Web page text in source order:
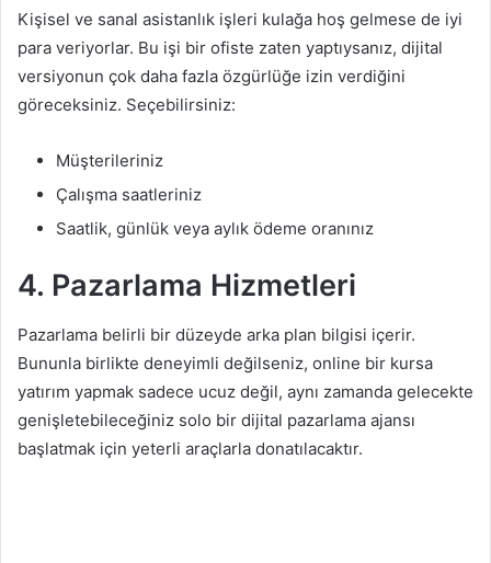
Kişisel ve sanal asistanlık işleri kulağa hoş gelmese de iyi
para veriyorlar. Bu işi bir ofiste zaten yaptıysanız, dijital
versiyonun çok daha fazla özgürlüğe izin verdiğini
göreceksiniz. Seçebilirsiniz:
Müşterileriniz
Çalışma saatleriniz
Saatlik, günlük veya aylık ödeme oranınız
4. Pazarlama Hizmetleri
Pazarlama belirli bir düzeyde arka plan bilgisi içerir.
Bununla birlikte deneyimli değilseniz, online bir kursa
yatırım yapmak sadece ucuz değil, aynı zamanda gelecekte
genişletebileceğiniz solo bir dijital pazarlama ajansı
başlatmak için yeterli araçlarla donatılacaktır.